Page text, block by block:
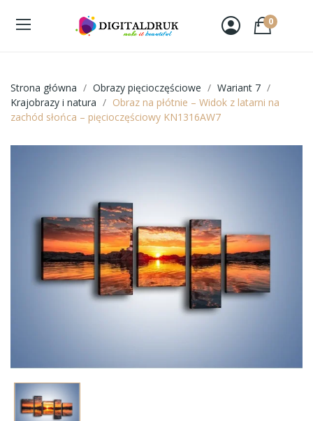
0
Strona główna Obrazy pięcioczęściowe
Wariant 7
Krajobrazy i natura
Obraz na płótnie – Widok z latarni na
zachód słońca – pięcioczęściowy KN1316AW7